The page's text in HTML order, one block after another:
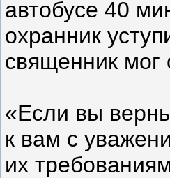
автобусе 40
охранник
священник мог
«Если вы
к вам с
их